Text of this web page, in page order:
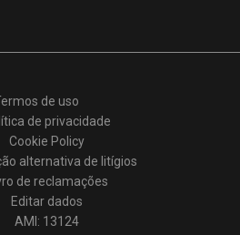
de uso
de privacidade
Cookie Policy
alternativa de litígios
de reclamações
Editar dados
AMI: 13124